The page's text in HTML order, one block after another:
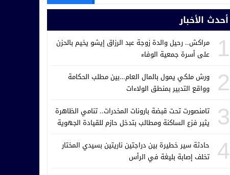
أحدث الأخبار
1
مراكش.. رحيل والدة زوجة عبد الرزاق إيشو يخيم بالحزن
على أسرة جمعية الوفاء
2
ورش ملكي يمول بالمال العام…بين مطلب الحكامة
وواقع التدبير بمنطق الولاءات
3
تامنصورت تحت قبضة بارونات المخدرات.. تنامي الظاهرة
يثير فزع الساكنة ومطالب بتدخل حازم للقيادة الجهوية
4
حادثة سير خطيرة بين دراجتين ناريتين بسيدي المختار
تخلف إصابة بليغة في الرأس